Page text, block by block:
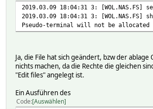
2019.03.09 18:04:31 3: [WOL.NAS.FS]
2019.03.09 18:04:31 3: [WOL.NAS.FS]
Pseudo-terminal will not be
Ja, die File hat sich geändert, bzw der
nichts machen, da die Rechte die gleichen
"Edit files" angelegt ist.
Ein Ausführen des
Code Auswählen